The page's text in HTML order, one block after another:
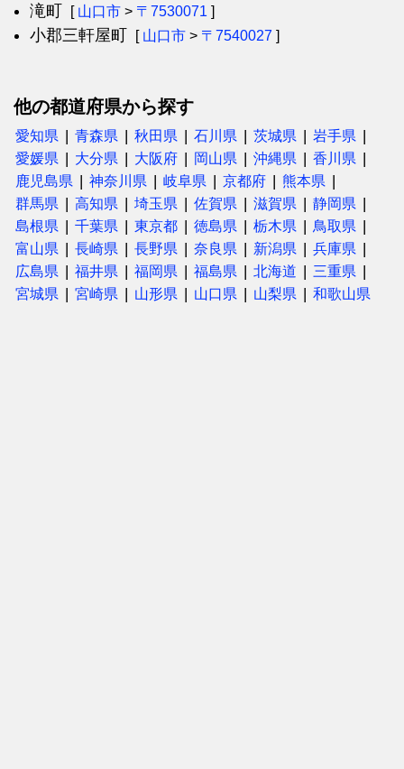
滝町 [ 山口市 > 〒7530071 ]
小郡三軒屋町 [ 山口市 > 〒7540027 ]
他の都道府県から探す
愛知県 青森県 秋田県 石川県 茨城県
岩手県
愛媛県
大分県 大阪府 岡山県 沖縄県
香川県
鹿児島県
神奈川県 岐阜県 京都府
熊本県
群馬県
高知県 埼玉県 佐賀県 滋賀県
静岡県
島根県
千葉県 東京都 徳島県 栃木県
鳥取県
富山県
長崎県 長野県 奈良県 新潟県
兵庫県
広島県
福井県 福岡県 福島県 北海道
三重県
宮城県
宮崎県 山形県 山口県 山梨県 和歌山県